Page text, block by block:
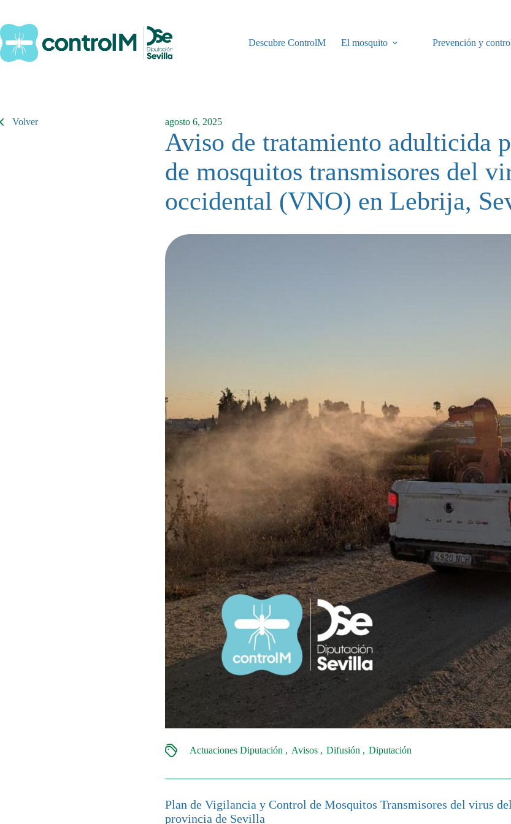
contenido
Descubre ControlM
El mosquito Prevención y
Volver agosto 6, 2025
Aviso de tratamiento adulticida
de mosquitos transmisores del
occidental (VNO) en Lebrija,
Actuaciones Diputación Avisos Difusión Diputación
Plan de Vigilancia y Control de Mosquitos Transmisores del virus
provincia de Sevilla